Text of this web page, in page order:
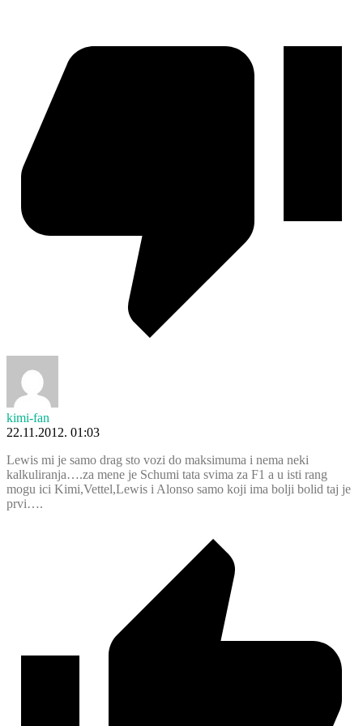
kimi-fan
22.11.2012. 01:03
Lewis mi je samo drag sto vozi do maksimuma i nema neki
kalkuliranja….za mene je Schumi tata svima za F1 a u isti rang
mogu ici Kimi,Vettel,Lewis i Alonso samo koji ima bolji bolid taj je
prvi….